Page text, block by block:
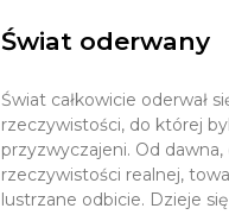
Świat oderwany
Świat całkowicie oderwał
rzeczywistości, do której
przyzwyczajeni. Od dawna,
rzeczywistości realnej,
lustrzane odbicie. Dzieje